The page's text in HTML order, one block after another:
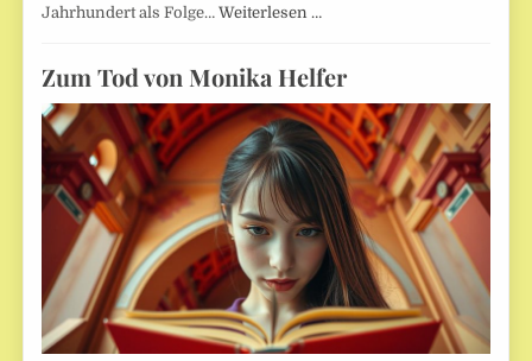
Jahrhundert als Folge…Weiterlesen …
Zum Tod von Monika Helfer